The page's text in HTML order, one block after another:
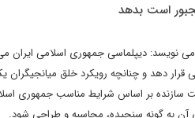
است بدهد
می نویسد: دیپلماسی جمهوری اسلامی ایران
قرار دهد و چنانچه رویکرد خلق میانجیگران
سازنده بر اساس شرایط مناسب جمهوری
آن به گونه سنجیده، محاسبه و طراحی شود.